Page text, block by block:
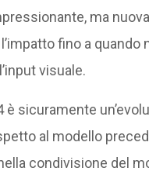
ma
fino a quando
visuale.
è sicuramente
al modello
condivisione del